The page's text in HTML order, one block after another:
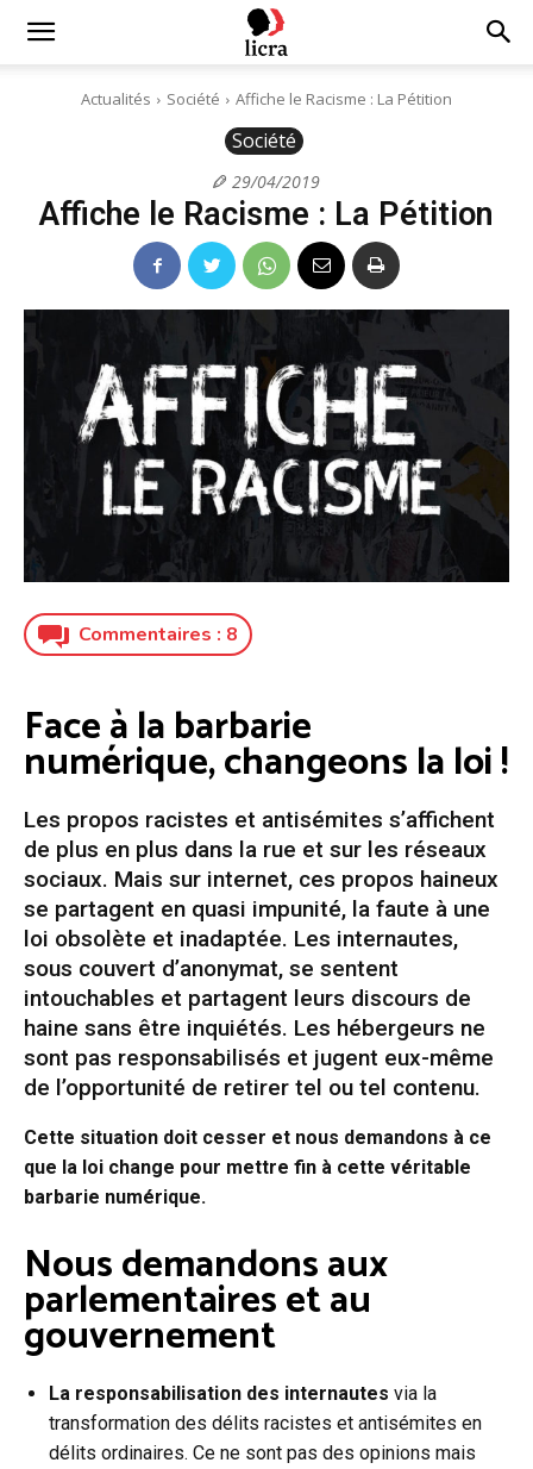
Licra
depuis
Actualités Société Affiche le Racisme : La Pétition
Société
29/04/2019
Affiche le Racisme : La Pétition
Commentaires : 8
Face à la barbarie
numérique, changeons la loi !
Les propos racistes et antisémites s’affichent
de plus en plus dans la rue et sur les réseaux
sociaux. Mais sur internet, ces propos haineux
se partagent en quasi impunité, la faute à une
loi obsolète et inadaptée. Les internautes,
sous couvert d’anonymat, se sentent
intouchables et partagent leurs discours de
haine sans être inquiétés. Les hébergeurs ne
sont pas responsabilisés et jugent eux-même
de l’opportunité de retirer tel ou tel contenu.
Cette situation doit cesser et nous demandons à ce
que la loi change pour mettre fin à cette véritable
barbarie numérique.
Nous demandons aux
parlementaires et au
gouvernement
La responsabilisation des internautes via la
transformation des délits racistes et antisémites en
délits ordinaires. Ce ne sont pas des opinions mais